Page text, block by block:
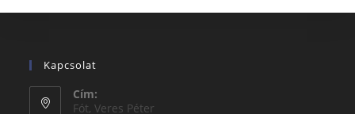
Kapcsolat
Cím:
Fót, Veres Péter